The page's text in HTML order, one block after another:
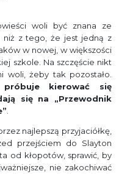
woli być znana ze
niż z tego, że jest jedną z
w nowej, w większości
szkole. Na szczęście nikt
woli, żeby tak pozostało.
kierować się
się na „Przewodnik
najlepszą przyjaciółkę,
przejściem do Slayton
od kłopotów, sprawić, by
nie zakochiwać